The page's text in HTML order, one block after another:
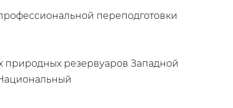
переподготовки
природных резервуаров Западной